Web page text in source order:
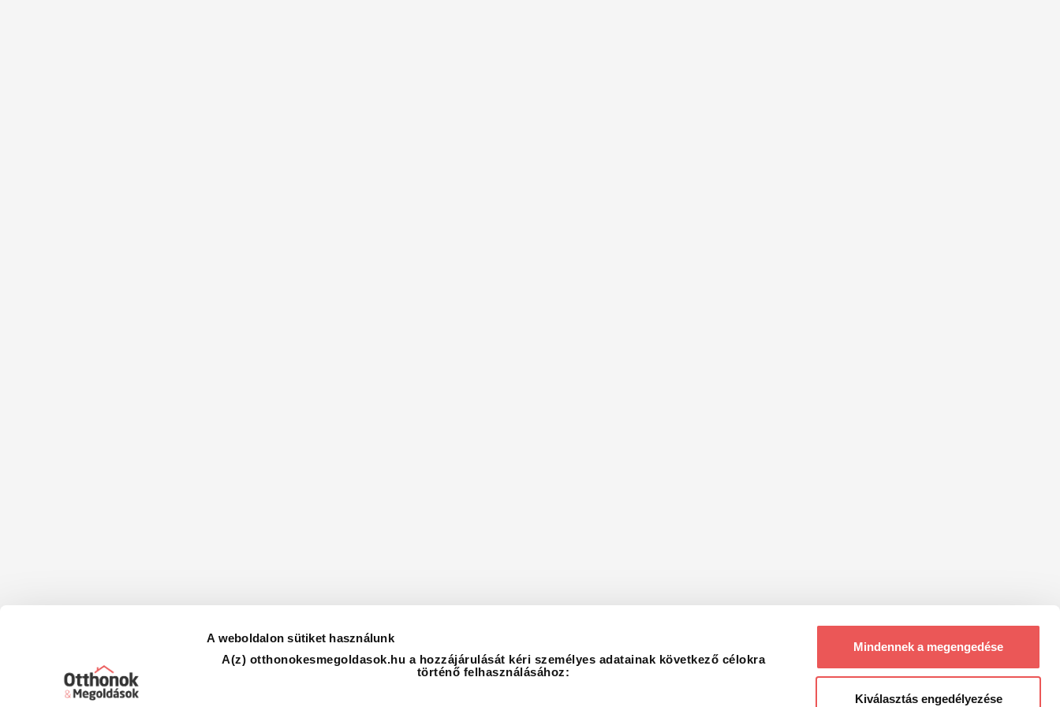
A weboldalon sütiket használunk
A(z) otthonokesmegoldasok.hu a hozzájárulását kéri személyes adatainak következő célokra
történő felhasználásához:
Mindennek a megengedése
Kiválasztás engedélyezése